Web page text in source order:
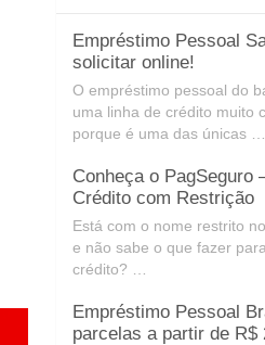
Empréstimo Pessoal
solicitar online!
O empréstimo pessoal do
uma linha de crédito muito
porque é uma das únicas …
Conheça o PagSeguro
Crédito com Restrição
Está com o nome restrito
e não sabe o que fazer
crédito? …
Empréstimo Pessoal
parcelas a partir de R$